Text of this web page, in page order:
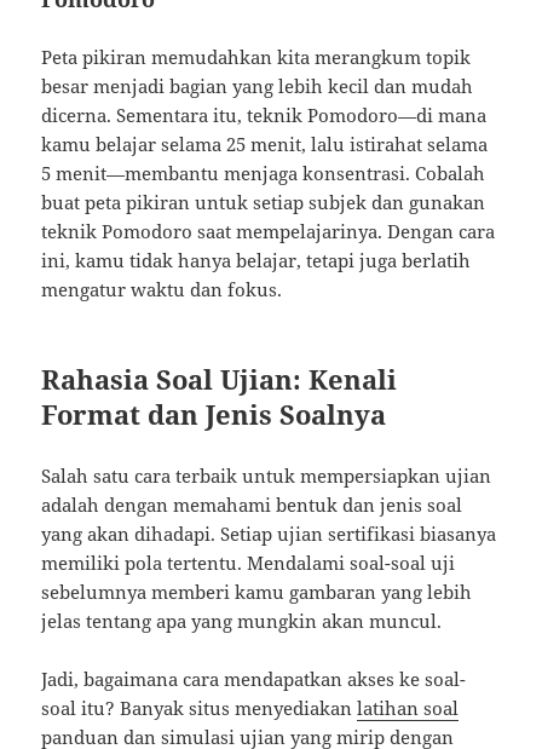
Peta pikiran memudahkan kita merangkum topik
besar menjadi bagian yang lebih kecil dan mudah
dicerna. Sementara itu, teknik Pomodoro—di mana
kamu belajar selama 25 menit, lalu istirahat selama
5 menit—membantu menjaga konsentrasi. Cobalah
buat peta pikiran untuk setiap subjek dan gunakan
teknik Pomodoro saat mempelajarinya. Dengan cara
ini, kamu tidak hanya belajar, tetapi juga berlatih
mengatur waktu dan fokus.
Rahasia Soal Ujian: Kenali
Format dan Jenis Soalnya
Salah satu cara terbaik untuk mempersiapkan ujian
adalah dengan memahami bentuk dan jenis soal
yang akan dihadapi. Setiap ujian sertifikasi biasanya
memiliki pola tertentu. Mendalami soal-soal uji
sebelumnya memberi kamu gambaran yang lebih
jelas tentang apa yang mungkin akan muncul.
Jadi, bagaimana cara mendapatkan akses ke soal-
soal itu? Banyak situs menyediakanlatihan soal
panduan dan simulasi ujian yang mirip dengan